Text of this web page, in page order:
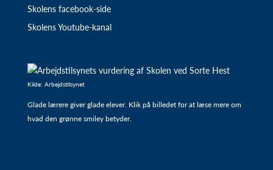
Skolens facebook-side
Skolens Youtube-kanal
Kilde: Arbejdstilsynet
Glade lærere giver glade elever. Klik på billedet for at læse mere om
hvad den grønne smiley betyder.